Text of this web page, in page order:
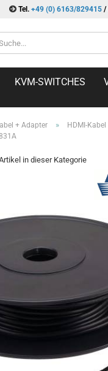
Tel. +49 (0) 6163/829415 /
KVM-SWITCHES
+ Adapter » HDMI-Kabel
in dieser Kategorie